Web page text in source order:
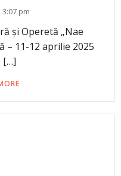
3:07 pm
și Operetă „Nae
– 11-12 aprilie 2025
[…]